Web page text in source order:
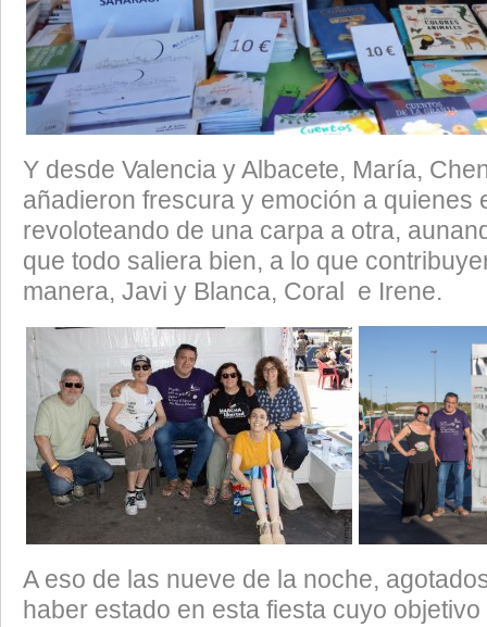
Y desde Valencia y Albacete, María,
añadieron frescura y emoción a quienes
revoloteando de una carpa a otra,
que todo saliera bien, a lo que
manera, Javi y Blanca, Coral e Irene.
A eso de las nueve de la noche,
haber estado en esta fiesta cuyo